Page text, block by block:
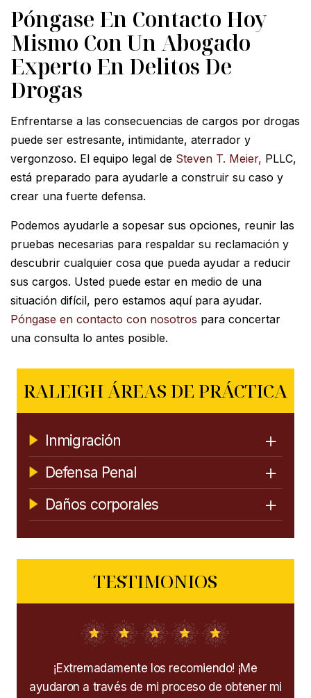
Póngase En Contacto Hoy
Mismo Con Un Abogado
Experto En Delitos De
Drogas
Enfrentarse a las consecuencias de cargos por drogas
puede ser estresante, intimidante, aterrador y
vergonzoso. El equipo legal de Steven T. Meier, PLLC,
está preparado para ayudarle a construir su caso y
crear una fuerte defensa.
Podemos ayudarle a sopesar sus opciones, reunir las
pruebas necesarias para respaldar su reclamación y
descubrir cualquier cosa que pueda ayudar a reducir
sus cargos. Usted puede estar en medio de una
situación difícil, pero estamos aquí para ayudar.
Póngase en contacto con nosotros para concertar
una consulta lo antes posible.
RALEIGH ÁREAS DE PRÁCTICA
Inmigración
Defensa Penal
Daños corporales
TESTIMONIOS
¡Extremadamente los recomiendo! ¡Me
ayudaron a través de mi proceso de obtener mi